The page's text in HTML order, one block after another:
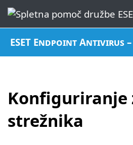
ESET Endpoint Antivirus
Konfiguriranje
strežnika